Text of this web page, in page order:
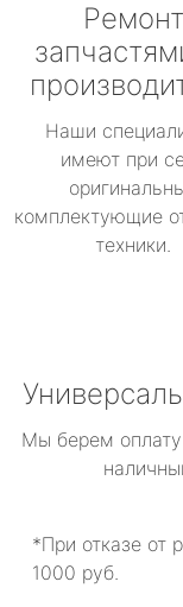
Ремонт
Наши
имеют при
комплектующие
техники.
Мы берем
*При отказе от
1000 руб.